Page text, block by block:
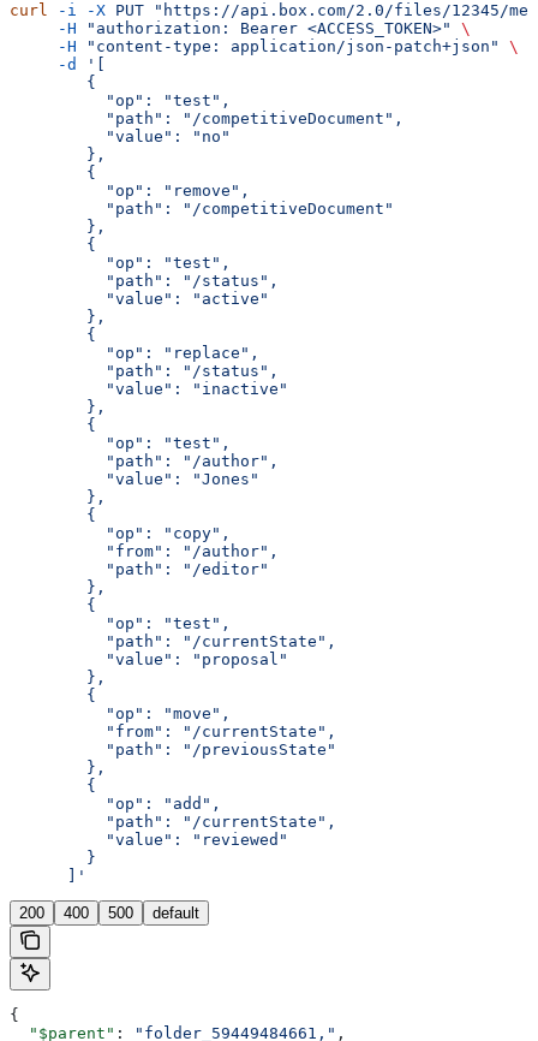
curl -i -X PUT "https://api.box.com/2.0/files/12345/
     -H
"authorization: Bearer <ACCESS_TOKEN>"
\
     -H
"content-type: application/json-patch+json"
\
     -d
'[
        {
          "op": "test",
          "path": "/competitiveDocument",
          "value": "no"
        },
        {
          "op": "remove",
          "path": "/competitiveDocument"
        },
        {
          "op": "test",
          "path": "/status",
          "value": "active"
        },
        {
          "op": "replace",
          "path": "/status",
          "value": "inactive"
        },
        {
          "op": "test",
          "path": "/author",
          "value": "Jones"
        },
        {
          "op": "copy",
          "from": "/author",
          "path": "/editor"
        },
        {
          "op": "test",
          "path": "/currentState",
          "value": "proposal"
        },
        {
          "op": "move",
          "from": "/currentState",
          "path": "/previousState"
        },
        {
          "op": "add",
          "path": "/currentState",
          "value": "reviewed"
        }
      ]'
200 400 500 default
{
  "$parent"
: "folder_59449484661," ,